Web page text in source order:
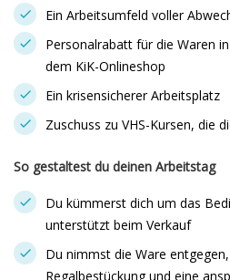
Ein Arbeitsumfeld voller
Personalrabatt für die Waren
dem KiK-Onlineshop
Ein krisensicherer Arbeitsplatz
Zuschuss zu VHS-Kursen, die
So gestaltest du deinen Arbeitstag
Du kümmerst dich um das
unterstützt beim Verkauf
Du nimmst die Ware
Regalbestückung und eine